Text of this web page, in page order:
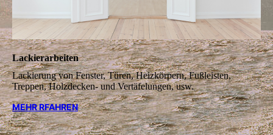
Lackierarbeiten
Lackierung von Fenster, Türen, Heizkörpern, Fußleisten,
Treppen, Holzdecken- und Vertäfelungen, usw.
MEHR RFAHREN